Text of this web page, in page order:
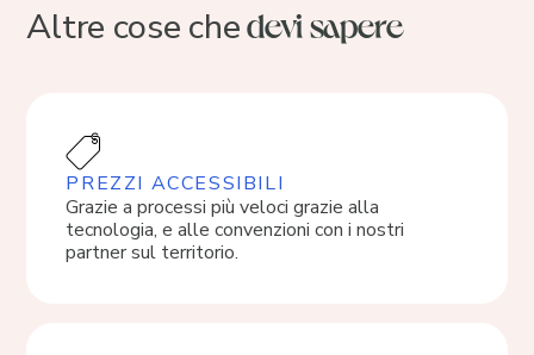
Altre cose chedevi sapere
PREZZI ACCESSIBILI
Grazie a processi più veloci grazie alla
tecnologia, e alle convenzioni con i nostri
partner sul territorio.